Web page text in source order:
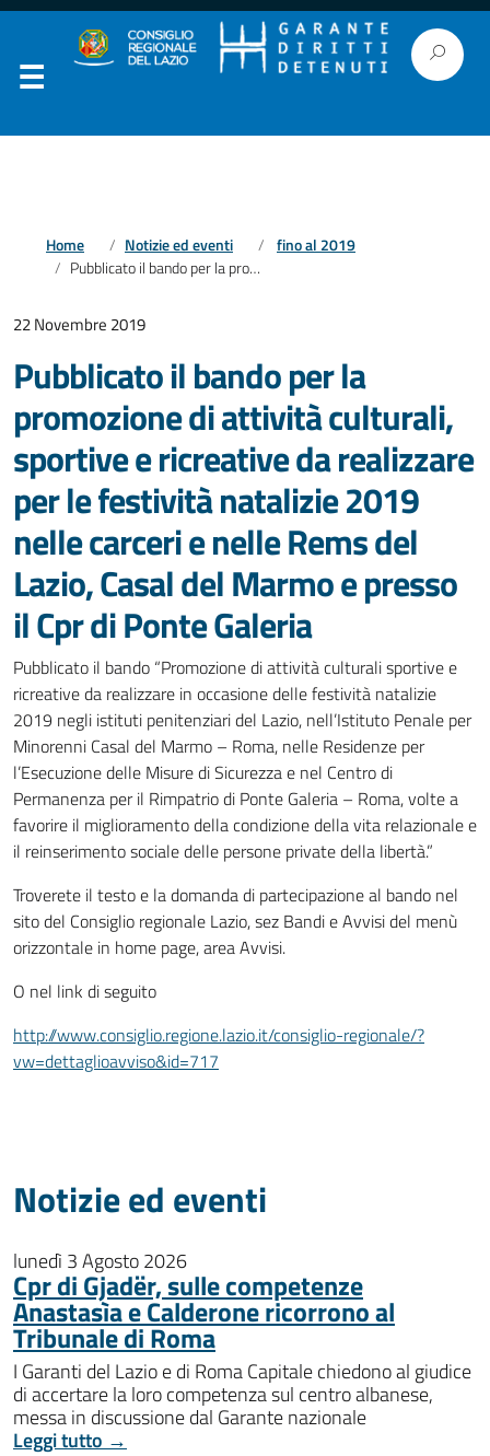
Home Notizie ed eventi
fino al 2019
Pubblicato il bando per la promozione di attività culturali, sportive e ricreative da realizzare per le festività natalizie 2019 nelle carceri e nelle Rems del Lazio, Casal del Marmo e presso il Cpr di Ponte Galeria
22 Novembre 2019
Pubblicato il bando per la
promozione di attività culturali,
sportive e ricreative da realizzare
per le festività natalizie 2019
nelle carceri e nelle Rems del
Lazio, Casal del Marmo e presso
il Cpr di Ponte Galeria
Pubblicato il bando “Promozione di attività culturali sportive e
ricreative da realizzare in occasione delle festività natalizie
2019 negli istituti penitenziari del Lazio, nell’Istituto Penale per
Minorenni Casal del Marmo – Roma, nelle Residenze per
l’Esecuzione delle Misure di Sicurezza e nel Centro di
Permanenza per il Rimpatrio di Ponte Galeria – Roma, volte a
favorire il miglioramento della condizione della vita relazionale e
il reinserimento sociale delle persone private della libertà.”
Troverete il testo e la domanda di partecipazione al bando nel
sito del Consiglio regionale Lazio, sez Bandi e Avvisi del menù
orizzontale in home page, area Avvisi.
O nel link di seguito
http://www.consiglio.regione.lazio.it/consiglio-regionale/?
vw=dettaglioavviso&id=717
Notizie ed eventi
lunedì 3 Agosto 2026
Cpr di Gjadër, sulle competenze
Anastasìa e Calderone ricorrono al
Tribunale di Roma
I Garanti del Lazio e di Roma Capitale chiedono al giudice
di accertare la loro competenza sul centro albanese,
messa in discussione dal Garante nazionale
Leggi tutto →